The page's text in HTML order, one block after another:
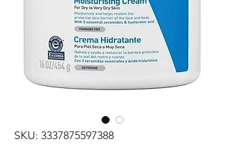
SKU: 3337875597388